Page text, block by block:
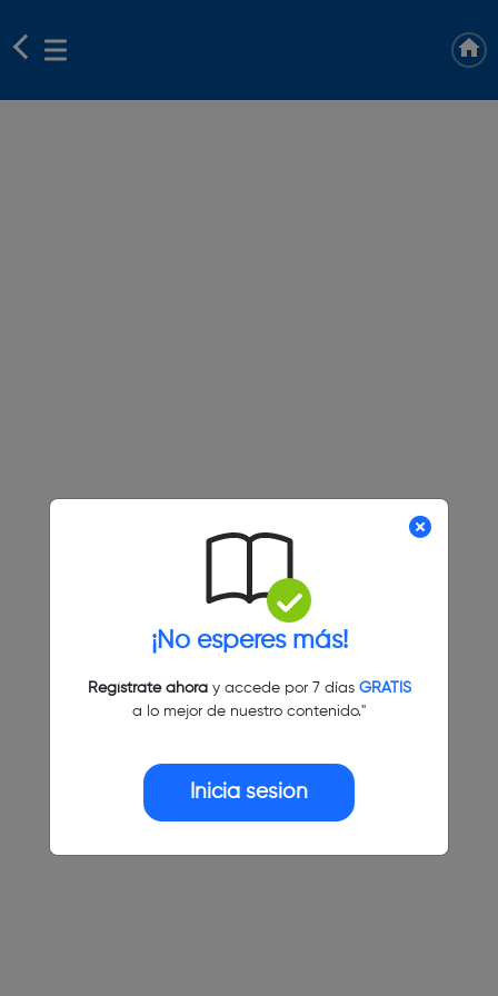
¡No esperes más!
Regístrate ahoray accede por 7 días GRATIS
a lo mejor de nuestro contenido."
Inicia sesión